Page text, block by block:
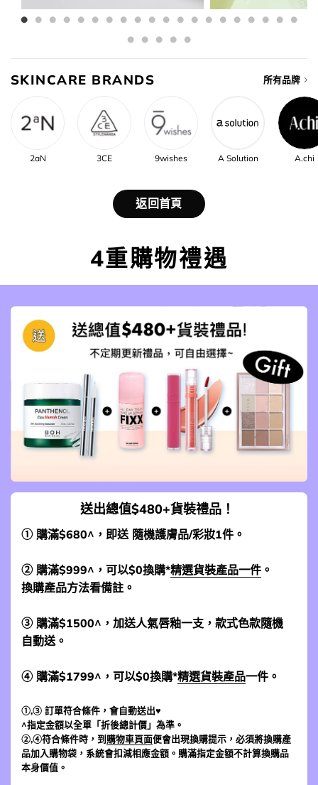
SKINCARE BRANDS 所有品牌
2aN 3CE 9wishes A Solution A.chi
返回首頁
4重購物禮遇
送出總值$480+貨裝禮品！
① 購滿$680^，即送 隨機護膚品/彩妝1件。
② 購滿$999^，可以$0換購*精選貨裝產品一件 。
換購產品方法看備註。
③ 購滿$1500^，加送人氣唇釉一支，款式色款隨機
自動送。
④ 購滿$1799^，可以$0換購*精選貨裝產品一件。
①,③ 訂單符合條件，會自動送出♥
^指定金額以全單「折後總計價」為準。
②,④符合條件時，到 購物車頁面便會出現換購提示，必須將換購產
品加入購物袋，系統會扣減相應金額。購滿指定金額不計算換購品
本身價值。